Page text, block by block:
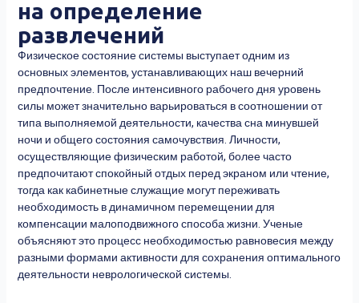
на определение
развлечений
Физическое состояние системы выступает одним из
основных элементов, устанавливающих наш вечерний
предпочтение. После интенсивного рабочего дня уровень
силы может значительно варьироваться в соотношении от
типа выполняемой деятельности, качества сна минувшей
ночи и общего состояния самочувствия. Личности,
осуществляющие физическим работой, более часто
предпочитают спокойный отдых перед экраном или чтение,
тогда как кабинетные служащие могут переживать
необходимость в динамичном перемещении для
компенсации малоподвижного способа жизни. Ученые
объясняют это процесс необходимостью равновесия между
разными формами активности для сохранения оптимального
деятельности неврологической системы.